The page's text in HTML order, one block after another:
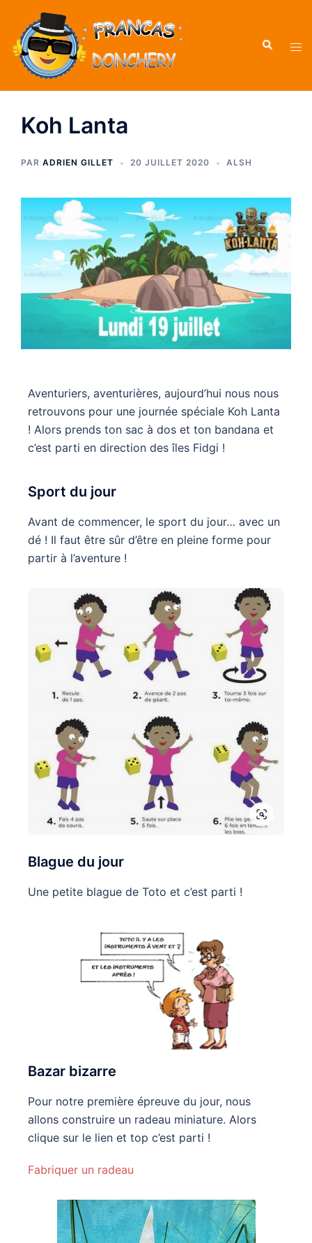
Koh Lanta
PAR ADRIEN GILLET 20 JUILLET 2020 ALSH
Aventuriers, aventurières, aujourd’hui nous nous
retrouvons pour une journée spéciale Koh Lanta
! Alors prends ton sac à dos et ton bandana et
c’est parti en direction des îles Fidgi !
Sport du jour
Avant de commencer, le sport du jour… avec un
dé ! Il faut être sûr d’être en pleine forme pour
partir à l’aventure !
Blague du jour
Une petite blague de Toto et c’est parti !
Bazar bizarre
Pour notre première épreuve du jour, nous
allons construire un radeau miniature. Alors
clique sur le lien et top c’est parti !
Fabriquer un radeau